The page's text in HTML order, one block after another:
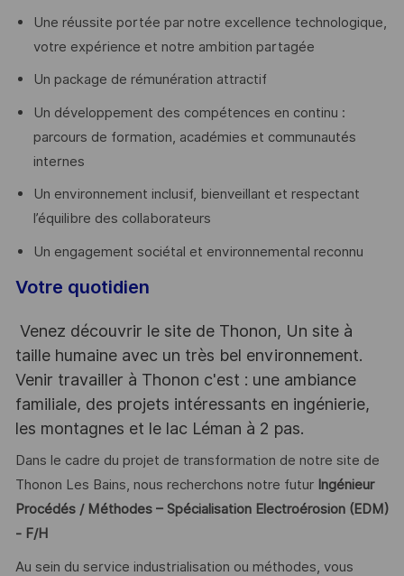
Une réussite portée par notre excellence technologique,
votre expérience et notre ambition partagée
Un package de rémunération attractif
Un développement des compétences en continu :
parcours de formation, académies et communautés
internes
Un environnement inclusif, bienveillant et respectant
l’équilibre des collaborateurs
Un engagement sociétal et environnemental reconnu
Votre quotidien
Venez découvrir le site de Thonon, Un site à
taille humaine avec un très bel environnement.
Venir travailler à Thonon c'est : une ambiance
familiale, des projets intéressants en ingénierie,
les montagnes et le lac Léman à 2 pas.
Dans le cadre du projet de transformation de notre site de
Thonon Les Bains, nous recherchons notre futur Ingénieur
Procédés / Méthodes – Spécialisation Electroérosion (EDM)
- F/H
Au sein du service industrialisation ou méthodes, vous